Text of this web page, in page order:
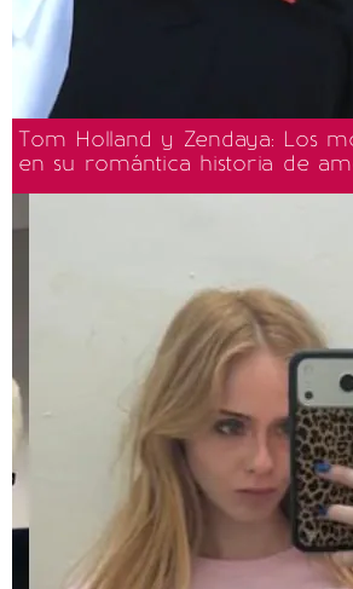
Tom Holland y Zendaya: Los
en su romántica historia de